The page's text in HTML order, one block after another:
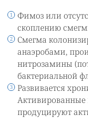
Фимоз или
скоплению
Смегма
анаэробами,
нитрозамины
бактериальной
Развивается
продуцируют